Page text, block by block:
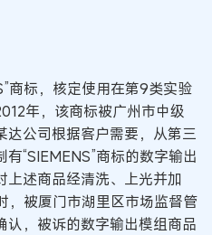
商标，核定使用在第9类实验
年，该商标被广州市中级
达公司根据客户需要，从第三
“SIEMENS”商标的数字输出
上述商品经清洗、上光并加
，被厦门市湖里区市场监督管
，被诉的数字输出模组商品